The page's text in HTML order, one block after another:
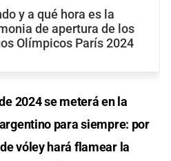
y a qué hora es la
de apertura de los
Olímpicos París 2024
2024 se meterá en la
para siempre: por
vóley hará flamear la